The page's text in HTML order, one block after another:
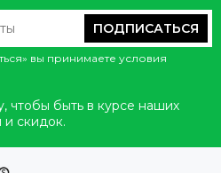
ПОДПИСАТЬСЯ
вы принимаете условия
чтобы быть в курсе наших
и скидок.